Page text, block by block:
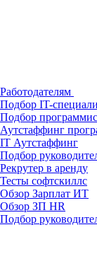
Работодателям
Подбор IT-
Подбор
Аутстаффинг
IT Аутстаффинг
Подбор
Рекрутер в аренду
Тесты софтскиллс
Обзор Зарплат ИТ
Обзор ЗП HR
Подбор